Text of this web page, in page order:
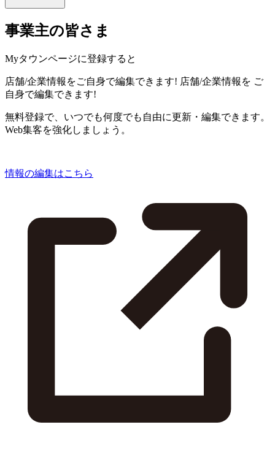
事業主の皆さま
Myタウンページに登録すると
店舗/企業情報をご自身で編集できます! 店舗/企業情報を ご
自身で編集できます!
無料登録で、いつでも何度でも自由に更新・編集できます。
Web集客を強化しましょう。
情報の編集はこちら